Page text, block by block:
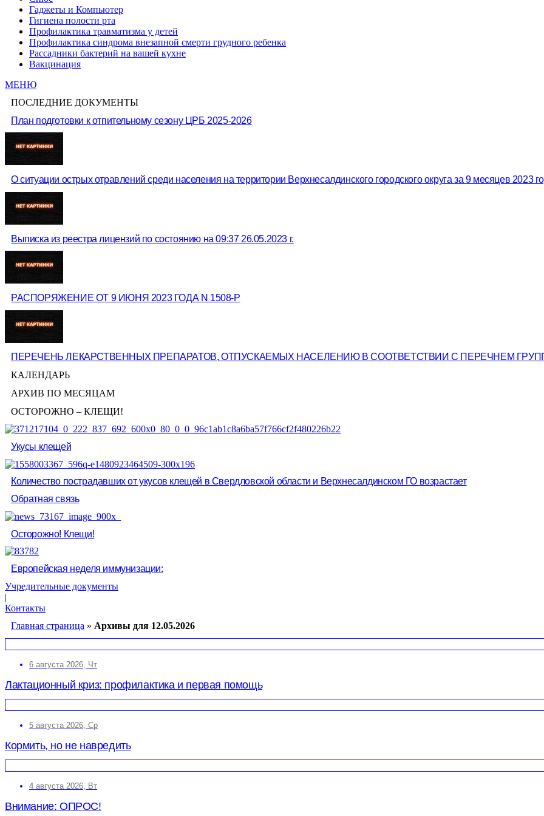
Гаджеты и Компьютер
Гигиена полости рта
Профилактика травматизма у детей
Профилактика синдрома внезапной смерти грудного ребенка
Рассадники бактерий на вашей кухне
Вакцинация
МЕНЮ
ПОСЛЕДНИЕ ДОКУМЕНТЫ
План подготовки к отпительному сезону ЦРБ 2025-2026
О ситуации острых отравлений среди населения на территории Верхнесалдинского городского округа за 9 месяцев 2023
Выписка из реестра лицензий по состоянию на 09:37 26.05.2023 г.
РАСПОРЯЖЕНИЕ ОТ 9 ИЮНЯ 2023 ГОДА N 1508-Р
ПЕРЕЧЕНЬ ЛЕКАРСТВЕННЫХ ПРЕПАРАТОВ, ОТПУСКАЕМЫХ НАСЕЛЕНИЮ В СООТВЕТСТВИИ С ПЕРЕЧНЕМ
КАЛЕНДАРЬ
АРХИВ ПО МЕСЯЦАМ
ОСТОРОЖНО – КЛЕЩИ!
Укусы клещей
Количество пострадавших от укусов клещей в Свердловской области и Верхнесалдинском ГО возрастает
Обратная связь
Осторожно! Клещи!
Европейская неделя иммунизации:
Учредительные документы
|
Контакты
Главная страница » Архивы для 12.05.2026
6 августа 2026, Чт
Лактационный криз: профилактика и первая помощь
5 августа 2026, Ср
Кормить, но не навредить
4 августа 2026, Вт
Внимание: ОПРОС!